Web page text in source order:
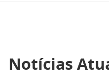
Notícias